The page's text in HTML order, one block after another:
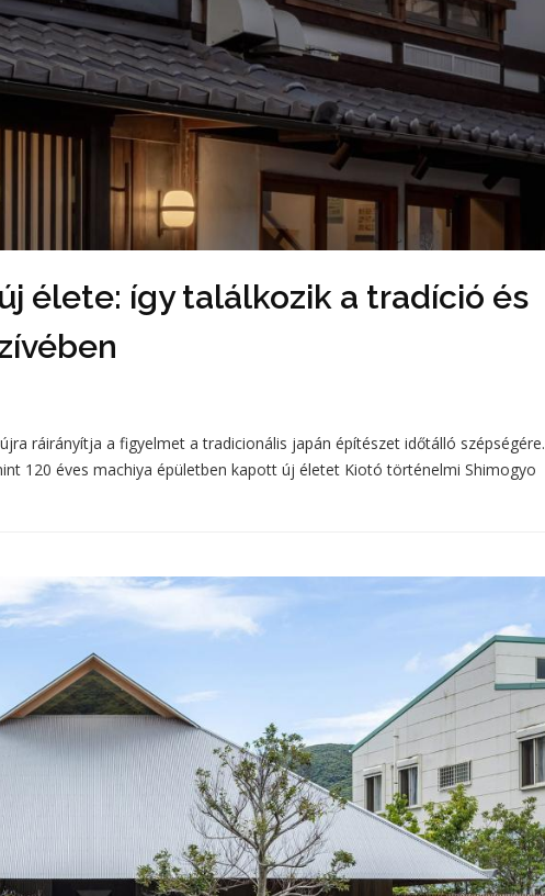
élete: így találkozik a tradíció és
ráirányítja a figyelmet a tradicionális japán építészet időtálló szépségére.
120 éves machiya épületben kapott új életet Kiotó történelmi Shimogyo